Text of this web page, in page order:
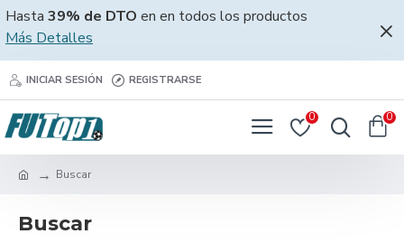
Hasta 39% de DTO en en todos los productos
Más Detalles
INICIAR SESIÓN REGISTRARSE
0 0
Buscar
Buscar